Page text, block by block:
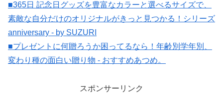
■365日 記念日グッズを豊富なカラーと選べるサイズで、
素敵な自分だけのオリジナルがきっと見つかる！シリーズ
anniversary - by SUZURI
■プレゼントに何贈ろうか困ってるなら！年齢別学年別、
変わり種の面白い贈り物 - おすすめあつめ。
スポンサーリンク